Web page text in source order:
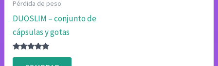
Pérdida de peso
DUOSLIM – conjunto de
cápsulas y gotas
Valorado